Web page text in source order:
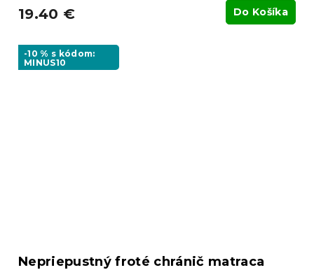
19.40 € Do Košíka
-10 % s kódom:
MINUS10
Nepriepustný froté chránič matraca